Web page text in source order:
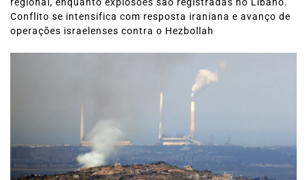
Conflito se intensifica com resposta iraniana e avanço de
operações israelenses contra o Hezbollah